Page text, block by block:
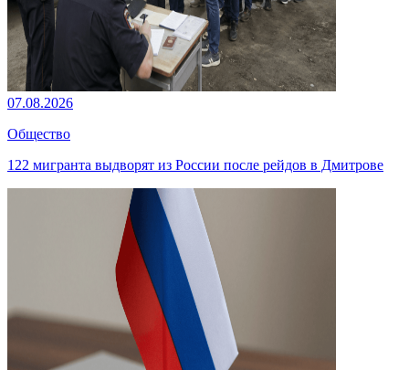
07.08.2026
Общество
122 мигранта выдворят из России после рейдов в Дмитрове